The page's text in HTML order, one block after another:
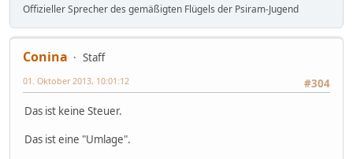
Offizieller Sprecher des gemäßigten Flügels der Psiram-Jugend
Conina
Staff
#304
01. Oktober 2013, 10:01:12
Das ist keine Steuer.
Das ist eine "Umlage".